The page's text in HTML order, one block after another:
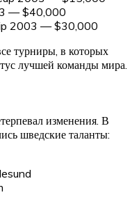
— $40,000
2003 — $30,000
турниры, в которых
лучшей команды мира.
изменения. В
шведские таланты: